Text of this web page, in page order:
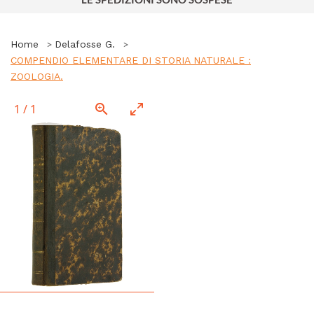
Home
Delafosse G.
COMPENDIO ELEMENTARE DI STORIA NATURALE :
ZOOLOGIA.
1 / 1